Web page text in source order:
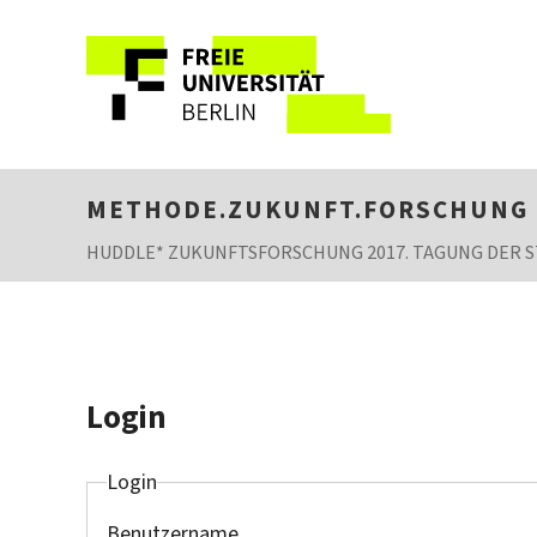
METHODE.ZUKUNFT.FORSCHUNG
HUDDLE* ZUKUNFTSFORSCHUNG 2017. TAGUNG
Login
Login